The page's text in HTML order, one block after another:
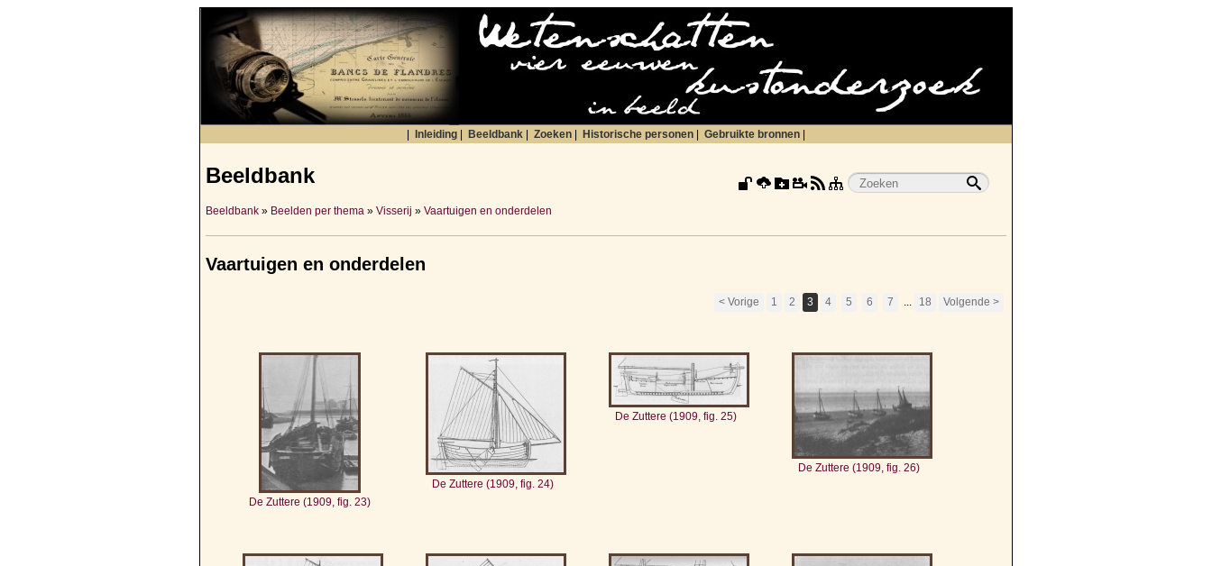
Inleiding Beeldbank Zoeken Historische personen Gebruikte bronnen
Beeldbank
Beeldbank » Beelden per thema » Visserij » Vaartuigen en onderdelen
Vaartuigen en onderdelen
< Vorige 1 2 3 4 5 6 7 ... 18 Volgende >
De Zuttere (1909, fig. 23)
De Zuttere (1909, fig. 24)
De Zuttere (1909, fig. 25)
De Zuttere (1909, fig. 26)